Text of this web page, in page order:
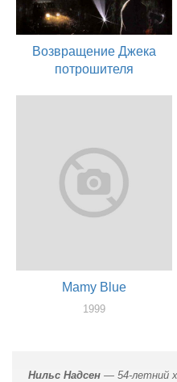
Возвращение Джека
потрошителя
Mamy Blue
1999
Нильс Надсен — 54-летний